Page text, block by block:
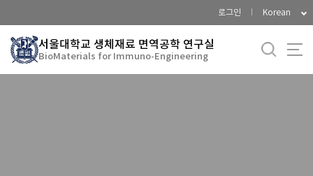
로
메
로그인 Korean
서울대학교 생체재료 면역공학 연구실
BioMaterials for Immuno-Engineering